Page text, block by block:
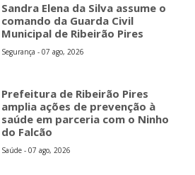
Sandra Elena da Silva assume o
comando da Guarda Civil
Municipal de Ribeirão Pires
Segurança - 07 ago, 2026
Prefeitura de Ribeirão Pires
amplia ações de prevenção à
saúde em parceria com o Ninho
do Falcão
Saúde - 07 ago, 2026